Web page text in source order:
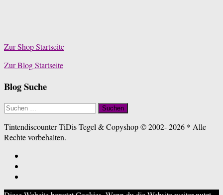
Zur Shop Startseite
Zur Blog Startseite
Blog Suche
Suchen
Tintendiscounter TiDis Tegel & Copyshop © 2002- 2026 * Alle
Rechte vorbehalten.